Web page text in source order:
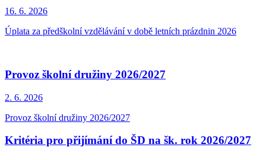
16. 6. 2026
Úplata za předškolní vzdělávání v době letních prázdnin 2026
Provoz školní družiny 2026/2027
2. 6. 2026
Provoz školní družiny 2026/2027
Kritéria pro přijímání do ŠD na šk. rok 2026/2027